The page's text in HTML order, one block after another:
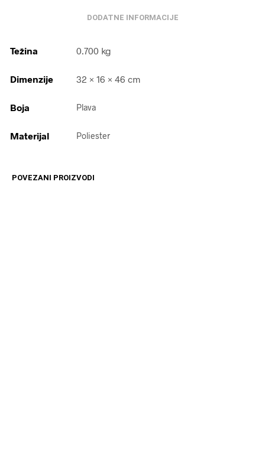
DODATNE INFORMACIJE
Težina 0.700 kg
Dimenzije 32 × 16 × 46 cm
Boja Plava
Materijal Poliester
POVEZANI PROIZVODI